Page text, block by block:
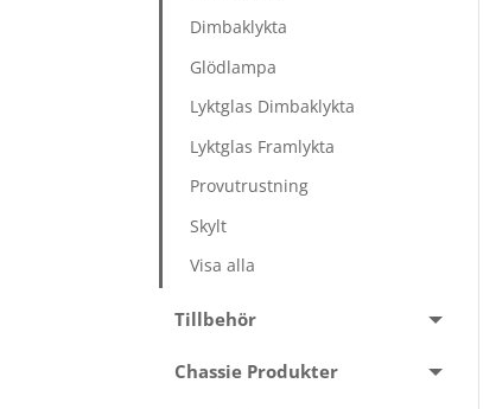
Dimbaklykta
Glödlampa
Lyktglas Dimbaklykta
Lyktglas Framlykta
Provutrustning
Skylt
Visa alla
Tillbehör
Chassie Produkter